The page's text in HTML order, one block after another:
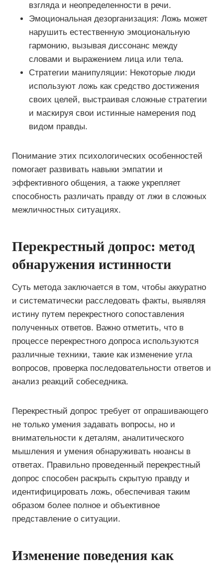
взгляда и неопределенности в речи.
Эмоциональная дезорганизация: Ложь может
нарушить естественную эмоциональную
гармонию, вызывая диссонанс между
словами и выражением лица или тела.
Стратегии манипуляции: Некоторые люди
используют ложь как средство достижения
своих целей, выстраивая сложные стратегии
и маскируя свои истинные намерения под
видом правды.
Понимание этих психологических особенностей
помогает развивать навыки эмпатии и
эффективного общения, а также укрепляет
способность различать правду от лжи в сложных
межличностных ситуациях.
Перекрестный допрос: метод
обнаружения истинности
Суть метода заключается в том, чтобы аккуратно
и систематически расследовать факты, выявляя
истину путем перекрестного сопоставления
полученных ответов. Важно отметить, что в
процессе перекрестного допроса используются
различные техники, такие как изменение угла
вопросов, проверка последовательности ответов и
анализ реакций собеседника.
Перекрестный допрос требует от опрашивающего
не только умения задавать вопросы, но и
внимательности к деталям, аналитического
мышления и умения обнаруживать нюансы в
ответах. Правильно проведенный перекрестный
допрос способен раскрыть скрытую правду и
идентифицировать ложь, обеспечивая таким
образом более полное и объективное
представление о ситуации.
Изменение поведения как